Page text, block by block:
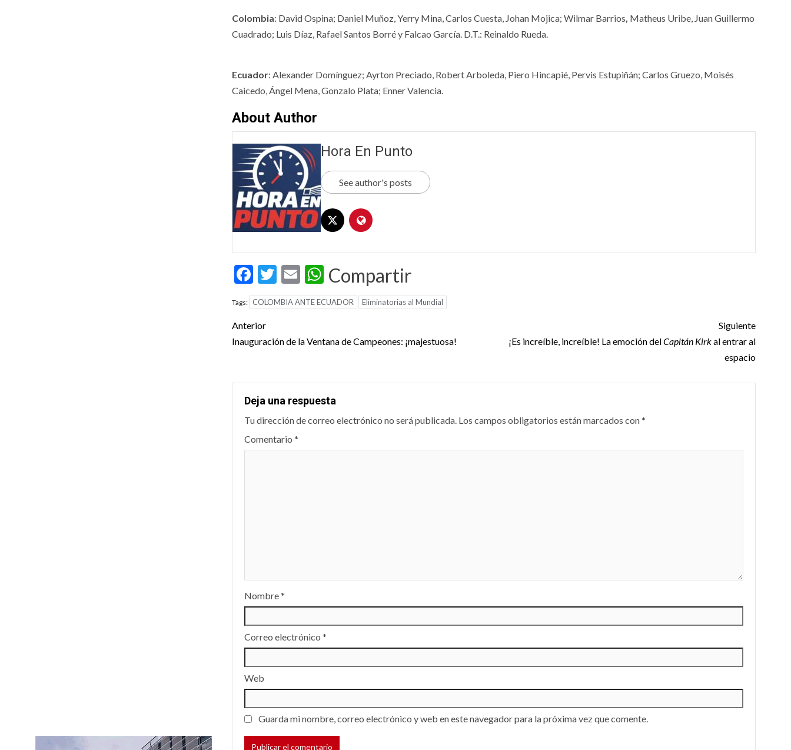
Colombia: David Ospina; Daniel Muñoz, Yerry Mina, Carlos Cuesta, Johan Mojica; Wilmar Barrios Matheus Uribe, Juan Guillermo
Cuadrado; Luis Díaz, Rafael Santos Borré y Falcao García. D.T.: Reinaldo Rueda.
Ecuador: Alexander Domínguez; Ayrton Preciado, Robert Arboleda, Piero Hincapié, Pervis Estupiñán; Carlos Gruezo, Moisés
Caicedo, Ángel Mena, Gonzalo Plata; Enner Valencia.
About Author
Hora En Punto
See author's posts
Facebook
Twitter
EmailWhatsApp
Compartir
Tags: COLOMBIA ANTE ECUADOR Eliminatorias al Mundial
Post
navigation
Anterior
Inauguración de la Ventana de Campeones: ¡majestuosa!
Siguiente
¡Es increíble, increíble! La emoción delCapitán Kirkal entrar al
espacio
Deja una respuesta
Tu dirección de correo electrónico no será publicada. Los campos obligatorios están marcados con*
Comentario*
Nombre*
Correo electrónico*
Web
Guarda mi nombre, correo electrónico y web en este navegador para la próxima vez que comente.